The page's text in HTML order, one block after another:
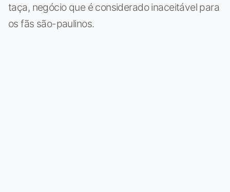
taça, negócio que é considerado inaceitável para
os fãs são-paulinos.